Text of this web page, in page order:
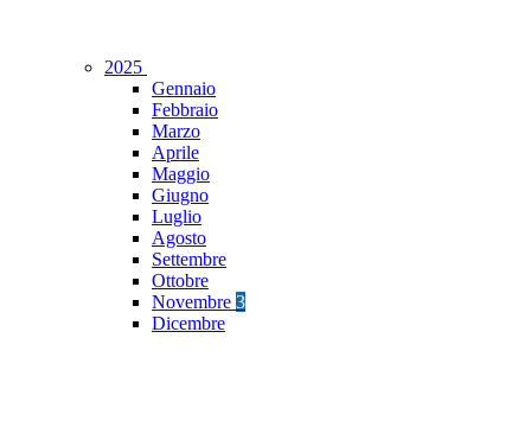
2025
Gennaio
Febbraio
Marzo
Aprile
Maggio
Giugno
Luglio
Agosto
Settembre
Ottobre
Novembre 3
Dicembre